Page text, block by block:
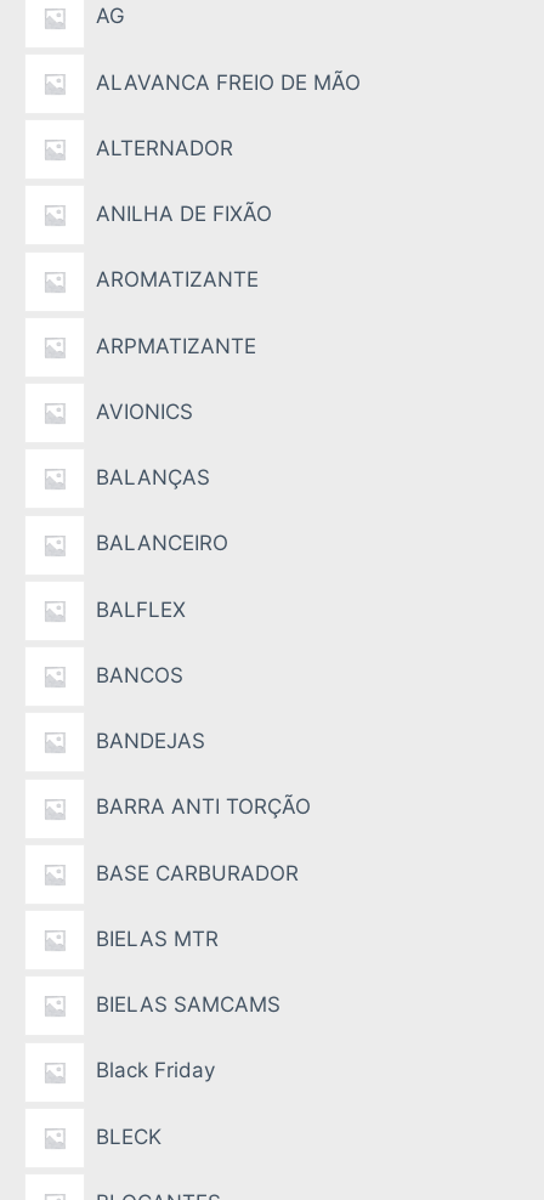
AG
ALAVANCA FREIO DE MÃO
ALTERNADOR
ANILHA DE FIXÃO
AROMATIZANTE
ARPMATIZANTE
AVIONICS
BALANÇAS
BALANCEIRO
BALFLEX
BANCOS
BANDEJAS
BARRA ANTI TORÇÃO
BASE CARBURADOR
BIELAS MTR
BIELAS SAMCAMS
Black Friday
BLECK